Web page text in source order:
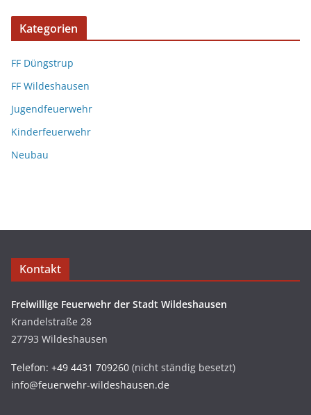
Kategorien
FF Düngstrup
FF Wildeshausen
Jugendfeuerwehr
Kinderfeuerwehr
Neubau
Kontakt
Freiwillige Feuerwehr der Stadt Wildeshausen
Krandelstraße 28
27793 Wildeshausen
Telefon: +49 4431 709260 (nicht ständig besetzt)
info@feuerwehr-wildeshausen.de